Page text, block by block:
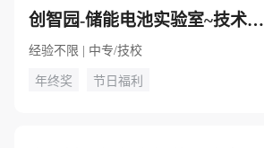
创智园-储能电池实验室~技术储备【小试线】
经验不限 | 中专/技校
年终奖 节日福利